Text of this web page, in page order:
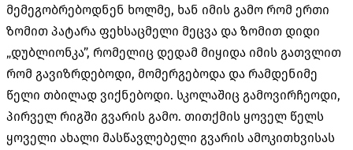
მემეგობრებოდნენ ხოლმე, ხან იმის გამო რომ ერთი
ზომით პატარა ფეხსაცმელი მეცვა და ზომით დიდი
„დუბლიონკა”, რომელიც დედამ მიყიდა იმის გათვლით
რომ გავიზრდებოდი, მომერგებოდა და რამდენიმე
წელი თბილად ვიქნებოდი. სკოლაშიც გამოვირჩეოდი,
პირველ რიგში გვარის გამო. თითქმის ყოველ წელს
ყოველი ახალი მასწავლებელი გვარის ამოკითხვისას